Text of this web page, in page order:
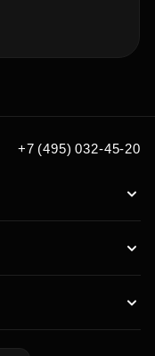
+7 (495) 032-45-20